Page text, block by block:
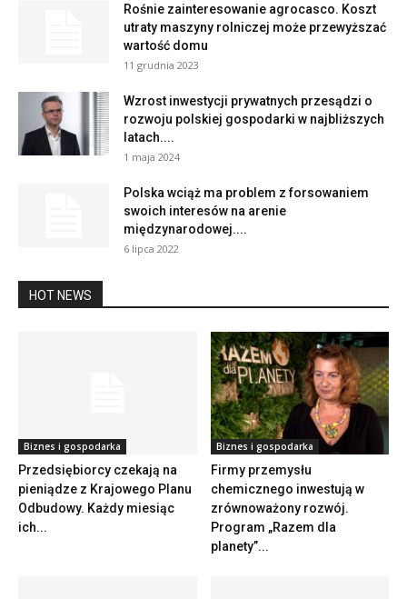
Rośnie zainteresowanie agrocasco. Koszt
utraty maszyny rolniczej może przewyższać
wartość domu
11 grudnia 2023
Wzrost inwestycji prywatnych przesądzi o
rozwoju polskiej gospodarki w najbliższych
latach....
1 maja 2024
Polska wciąż ma problem z forsowaniem
swoich interesów na arenie
międzynarodowej....
6 lipca 2022
HOT NEWS
Biznes i gospodarka
Przedsiębiorcy czekają na
pieniądze z Krajowego Planu
Odbudowy. Każdy miesiąc
ich...
Biznes i gospodarka
Firmy przemysłu
chemicznego inwestują w
zrównoważony rozwój.
Program „Razem dla
planety”...